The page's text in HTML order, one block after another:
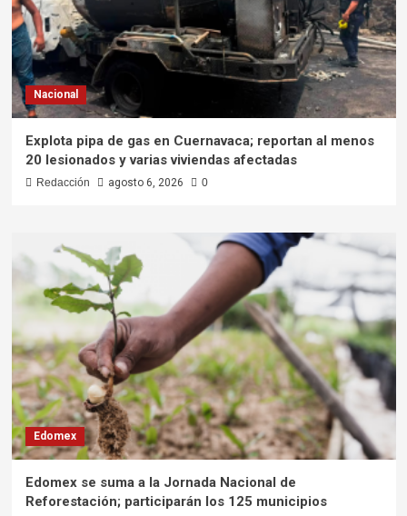
Nacional
Explota pipa de gas en Cuernavaca; reportan al menos
20 lesionados y varias viviendas afectadas
Redacción agosto 6, 2026 0
Edomex
Edomex se suma a la Jornada Nacional de
Reforestación; participarán los 125 municipios